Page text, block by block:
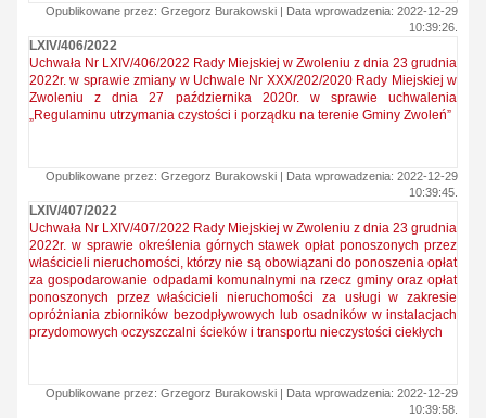
Opublikowane przez: Grzegorz Burakowski | Data wprowadzenia: 2022-12-29
10:39:26.
LXIV/406/2022
Uchwała Nr LXIV/406/2022 Rady Miejskiej w Zwoleniu z dnia 23 grudnia
2022r. w sprawie zmiany w Uchwale Nr XXX/202/2020 Rady Miejskiej w
Zwoleniu z dnia 27 października 2020r. w sprawie uchwalenia
„Regulaminu utrzymania czystości i porządku na terenie Gminy Zwoleń”
Opublikowane przez: Grzegorz Burakowski | Data wprowadzenia: 2022-12-29
10:39:45.
LXIV/407/2022
Uchwała Nr LXIV/407/2022 Rady Miejskiej w Zwoleniu z dnia 23 grudnia
2022r. w sprawie określenia górnych stawek opłat ponoszonych przez
właścicieli nieruchomości, którzy nie są obowiązani do ponoszenia opłat
za gospodarowanie odpadami komunalnymi na rzecz gminy oraz opłat
ponoszonych przez właścicieli nieruchomości za usługi w zakresie
opróżniania zbiorników bezodpływowych lub osadników w instalacjach
przydomowych oczyszczalni ścieków i transportu nieczystości ciekłych
Opublikowane przez: Grzegorz Burakowski | Data wprowadzenia: 2022-12-29
10:39:58.